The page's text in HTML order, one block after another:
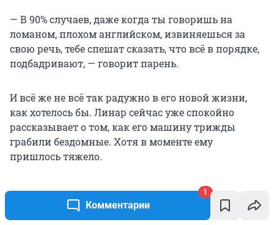
Комментарии
1
— В 90% случаев, даже когда ты говоришь на
ломаном, плохом английском, извиняешься за
свою речь, тебе спешат сказать, что всё в порядке,
подбадривают, — говорит парень.
И всё же не всё так радужно в его новой жизни,
как хотелось бы. Линар сейчас уже спокойно
рассказывает о том, как его машину трижды
грабили бездомные. Хотя в моменте ему
пришлось тяжело.
Не удалось загрузить VIQEO